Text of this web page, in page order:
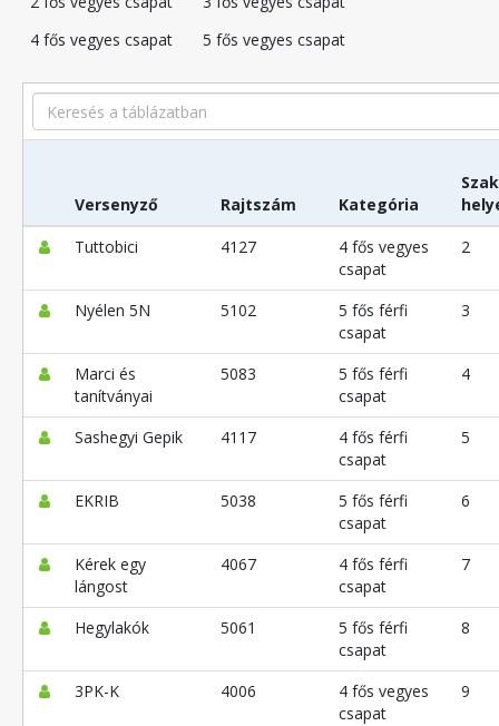
4 fős vegyes csapat
5 fős vegyes csapat
Search
Versenyző Rajtszám Kategória
Tuttobici
4127
4 fős vegyes
csapat
2
Nyélen 5N 5102
5 fős férfi
csapat
3
Marci és
tanítványai
5083
5 fős férfi
csapat
4
Sashegyi Gepik 4117
4 fős férfi
csapat
5
EKRIB 5038
5 fős férfi
csapat
6
Kérek egy
lángost
4067
4 fős férfi
csapat
7
Hegylakók 5061
5 fős férfi
csapat
8
3PK-K 4006
4 fős vegyes
csapat
9